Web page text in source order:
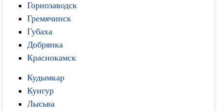
Горнозаводск
Гремячинск
Губаха
Добрянка
Краснокамск
Кудымкар
Кунгур
Лысьва